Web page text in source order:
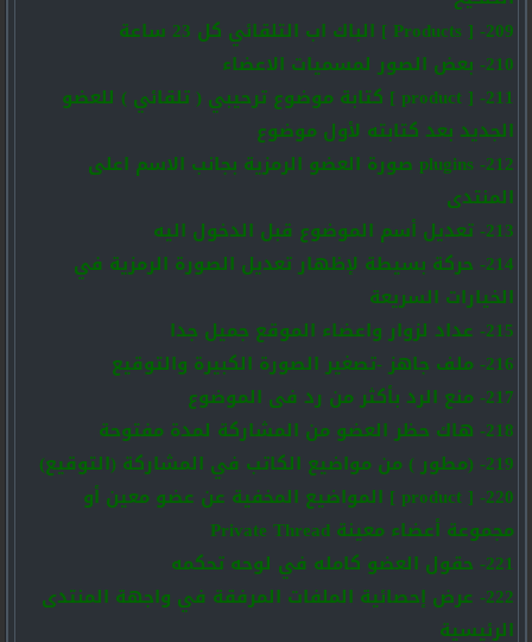
209- [ Products ] الباك اب التلقائي كل 23 ساعة
210- بعض الصور لمسميات الاعضاء
211- [ product ] كتابة موضوع ترحيبي ( تلقائي ) للعضو
الجديد بعد كتابته لأول موضوع
212- plugins صورة العضو الرمزية بجانب الاسم اعلى
المنتدى
213- تعديل أسم الموضوع قبل الدخول اليه
214- حركة بسيطة لإظهار تعديل الصورة الرمزية في
الخيارات السريعة
215- عداد لزوار واعضاء الموقع جميل جدا
216- ملف جاهز -تصغير الصورة الكبيرة والتوقيع
217- منع الرد بأكثر من رد فى الموضوع
218- هاك حظر العضو من المشاركة لمدة مفتوحة
219- (مطور ) من مواضيع الكاتب في المشاركة (التوقيع)
220- [ product ] المواضيع المخفية عن عضو معين أو
مجموعة أعضاء معينة Private Thread
221- حقول العضو كامله في لوحه تحكمه
222- عرض إحصائية الملفات المرفقة في واجهة المنتدى
الرئيسية